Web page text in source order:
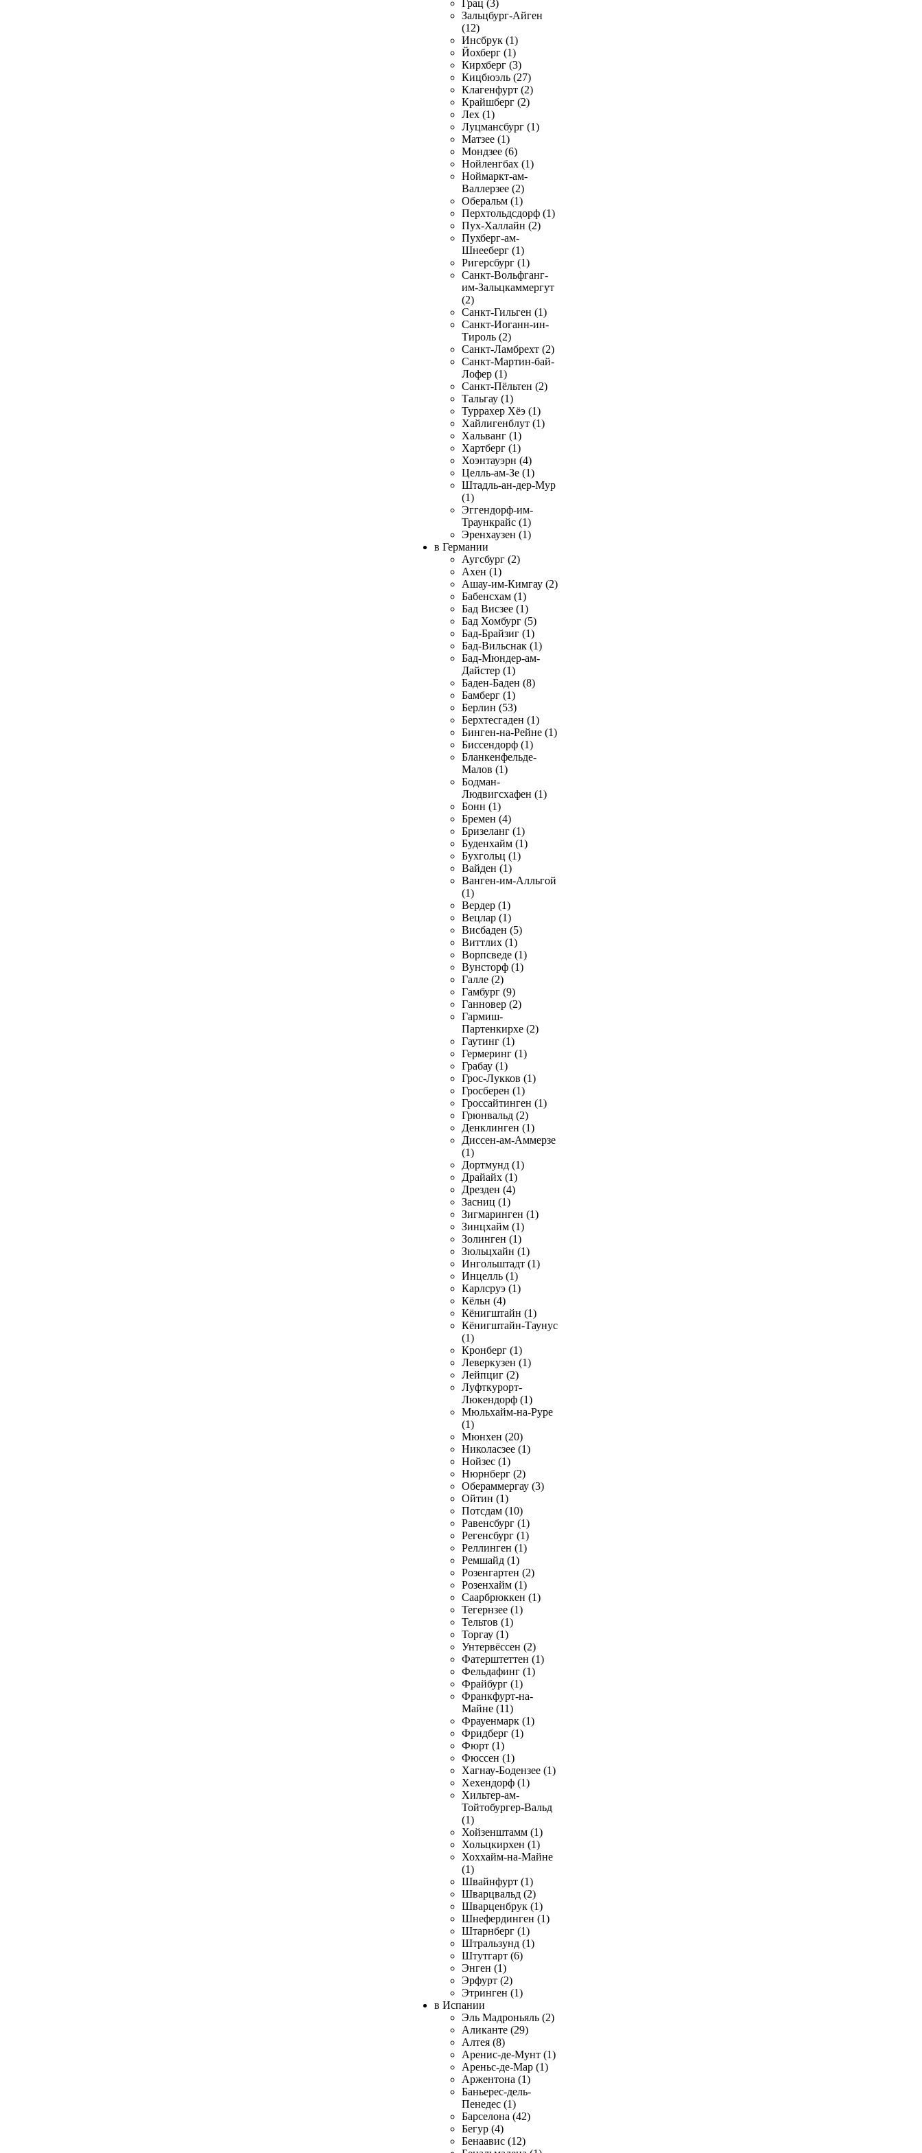
Грац (3)
Зальцбург-Айген
(12)
Инсбрук (1)
Йохберг (1)
Кирхберг (3)
Кицбюэль (27)
Клагенфурт (2)
Крайшберг (2)
Лех (1)
Луцмансбург (1)
Матзее (1)
Мондзее (6)
Нойленгбах (1)
Ноймаркт-ам-
Валлерзее (2)
Оберальм (1)
Перхтольдсдорф (1)
Пух-Халлайн (2)
Пухберг-ам-
Шнееберг (1)
Ригерсбург (1)
Санкт-Вольфганг-
им-Зальцкаммергут
(2)
Санкт-Гильген (1)
Санкт-Иоганн-ин-
Тироль (2)
Санкт-Ламбрехт (2)
Санкт-Мартин-бай-
Лофер (1)
Санкт-Пёльтен (2)
Тальгау (1)
Туррахер Хёэ (1)
Хайлигенблут (1)
Хальванг (1)
Хартберг (1)
Хоэнтауэрн (4)
Целль-ам-Зе (1)
Штадль-ан-дер-Мур
(1)
Эггендорф-им-
Траункрайс (1)
Эренхаузен (1)
в Германии
Аугсбург (2)
Ахен (1)
Ашау-им-Кимгау (2)
Бабенсхам (1)
Бад Висзее (1)
Бад Хомбург (5)
Бад-Брайзиг (1)
Бад-Вильснак (1)
Бад-Мюндер-ам-
Дайстер (1)
Баден-Баден (8)
Бамберг (1)
Берлин (53)
Берхтесгаден (1)
Бинген-на-Рейне (1)
Биссендорф (1)
Бланкенфельде-
Малов (1)
Бодман-
Людвигсхафен (1)
Бонн (1)
Бремен (4)
Бризеланг (1)
Буденхайм (1)
Бухгольц (1)
Вайден (1)
Ванген-им-Алльгой
(1)
Вердер (1)
Вецлар (1)
Висбаден (5)
Виттлих (1)
Ворпсведе (1)
Вунсторф (1)
Галле (2)
Гамбург (9)
Ганновер (2)
Гармиш-
Партенкирхе (2)
Гаутинг (1)
Гермеринг (1)
Грабау (1)
Грос-Лукков (1)
Гросберен (1)
Гроссайтинген (1)
Грюнвальд (2)
Денклинген (1)
Диссен-ам-Аммерзе
(1)
Дортмунд (1)
Драйайх (1)
Дрезден (4)
Засниц (1)
Зигмаринген (1)
Зинцхайм (1)
Золинген (1)
Зюльцхайн (1)
Ингольштадт (1)
Инцелль (1)
Карлсруэ (1)
Кёльн (4)
Кёнигштайн (1)
Кёнигштайн-Таунус
(1)
Кронберг (1)
Леверкузен (1)
Лейпциг (2)
Луфткурорт-
Люкендорф (1)
Мюльхайм-на-Руре
(1)
Мюнхен (20)
Николасзее (1)
Нойзес (1)
Нюрнберг (2)
Обераммергау (3)
Ойтин (1)
Потсдам (10)
Равенсбург (1)
Регенсбург (1)
Реллинген (1)
Ремшайд (1)
Розенгартен (2)
Розенхайм (1)
Саарбрюккен (1)
Тегернзее (1)
Тельтов (1)
Торгау (1)
Унтервёссен (2)
Фатерштеттен (1)
Фельдафинг (1)
Фрайбург (1)
Франкфурт-на-
Майне (11)
Фрауенмарк (1)
Фридберг (1)
Фюрт (1)
Фюссен (1)
Хагнау-Бодензее (1)
Хехендорф (1)
Хильтер-ам-
Тойтобургер-Вальд
(1)
Хойзенштамм (1)
Хольцкирхен (1)
Хоххайм-на-Майне
(1)
Швайнфурт (1)
Шварцвальд (2)
Шварценбрук (1)
Шнефердинген (1)
Штарнберг (1)
Штральзунд (1)
Штутгарт (6)
Энген (1)
Эрфурт (2)
Этринген (1)
в Испании
Эль Мадроньяль (2)
Аликанте (29)
Алтея (8)
Аренис-де-Мунт (1)
Ареньс-де-Мар (1)
Аржентона (1)
Баньерес-дель-
Пенедес (1)
Барселона (42)
Бегур (4)
Бенаавис (12)